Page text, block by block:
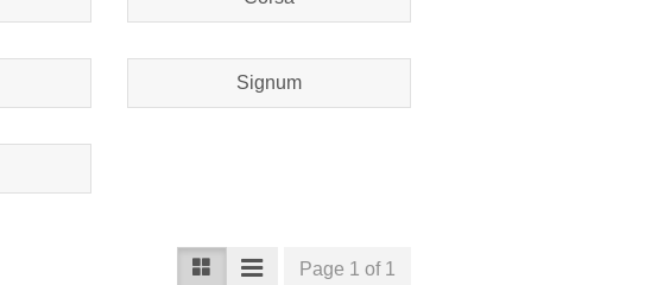
Signum
Page 1 of 1